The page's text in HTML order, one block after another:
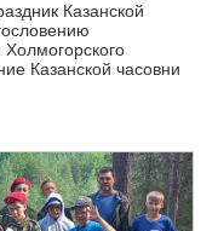
Казанской
Холмогорского
Казанской часовни